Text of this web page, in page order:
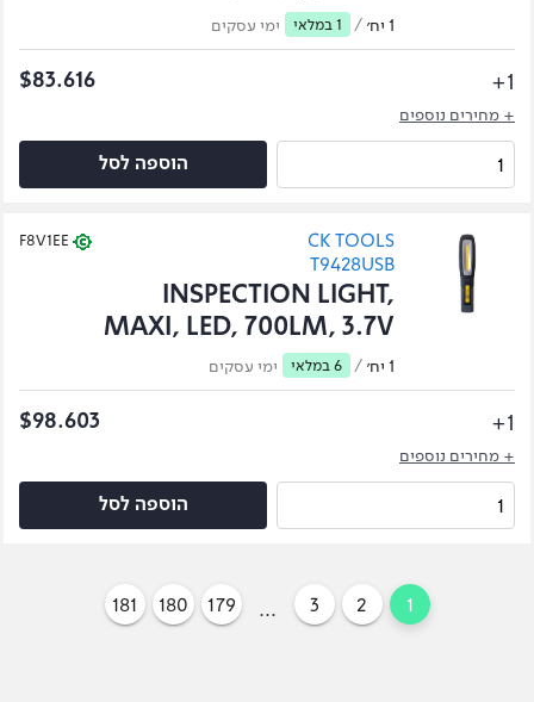
1 יח׳ / 1 במלאי ימי עסקים
1+
$83.616
+ מחירים נוספים
הוספה לסל
CK TOOLS
T9428USB
INSPECTION LIGHT,
MAXI, LED, 700LM, 3.7V
1 יח׳ / 6 במלאי ימי עסקים
1+
$98.603
+ מחירים נוספים
הוספה לסל
1
2
3
...
179
180
181